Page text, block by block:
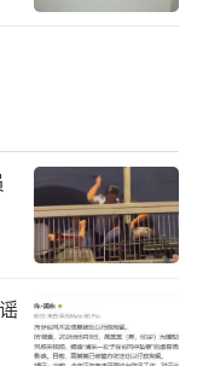
量高达44万颗。
后指出，MLCC
跃升至4,320美